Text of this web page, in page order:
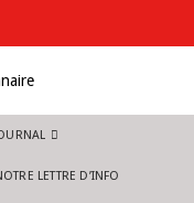
LETTRE D’INFO